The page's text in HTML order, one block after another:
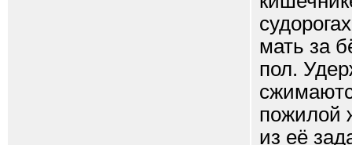
мать за
пол.
пожилой
из её